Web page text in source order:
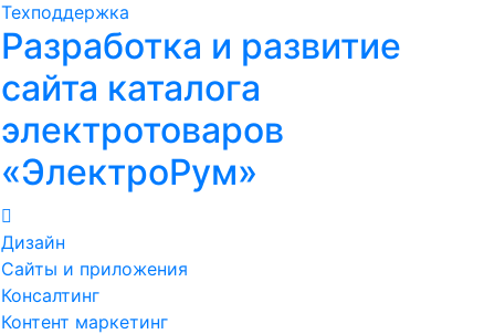
Техподдержка
Разработка и развитие
сайта каталога
электротоваров
«ЭлектроРум»
Дизайн
Сайты и приложения
Консалтинг
Контент маркетинг